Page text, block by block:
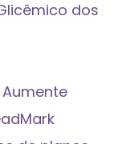
dos
Aumente